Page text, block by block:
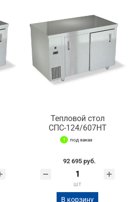
Тепловой стол
СПС-124/607НТ
под заказ
92 695 руб.
шт
В корзину